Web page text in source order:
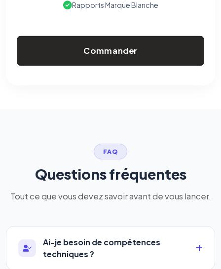
Rapports Marque Blanche
Commander
FAQ
Questions fréquentes
Tout ce que vous devez savoir avant de vous lancer.
Ai-je besoin de compétences
techniques ?